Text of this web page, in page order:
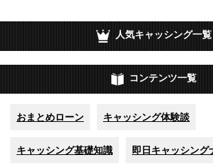
人気キャッシング一覧
コンテンツ一覧
おまとめローン キャッシング体験談
キャッシング基礎知識 即日キャッシング